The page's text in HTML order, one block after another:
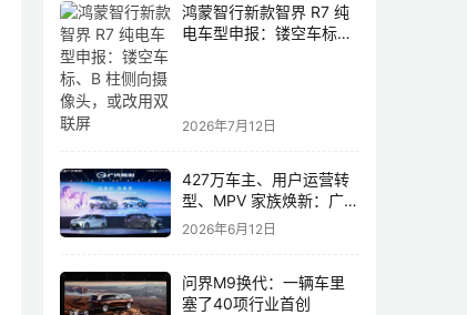
鸿蒙智行新款智界 R7 纯
电车型申报：镂空车标、
2026年7月12日
427万车主、用户运营转
型、MPV 家族焕新：广汽
传祺书写新传奇
2026年6月12日
问界M9换代：一辆车里
塞了40项行业首创